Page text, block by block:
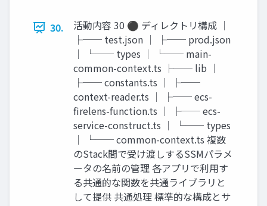
30.
活動内容 30 ⚫ ディレクトリ構成 │
├── test.json │ ├── prod.json
│ └── types │ └── main-
common-context.ts ├── lib │
├── constants.ts │ ├──
context-reader.ts │ ├── ecs-
firelens-function.ts │ ├── ecs-
service-construct.ts │ └── types
│ └── common-context.ts 複数
のStack間で受け渡しするSSMパラメ
ータの名前の管理 各アプリで利用す
る共通的な関数を共通ライブラリと
して提供 共通処理 標準的な構成とサ